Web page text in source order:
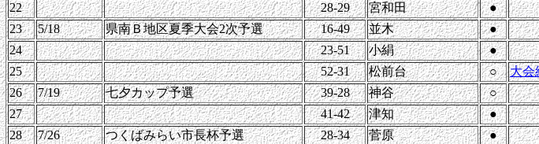
22
28-29 宮和田
●
23
5/18 県南Ｂ地区夏季大会2次予選 16-49 並木
●
24
23-51 小絹
●
25
52-31 松前台 ○
大会
26
7/19 七夕カップ予選 39-28 神谷
○
27
41-42 津知
●
28
7/26 つくばみらい市長杯予選 28-34 菅原 ●